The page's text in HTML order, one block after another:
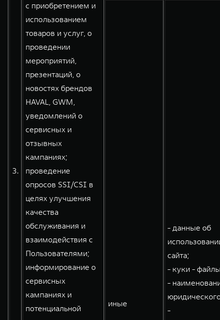
3.
с приобретением и
использованием
товаров и услуг, о
проведении
мероприятий,
презентаций, о
новостях брендов
HAVAL, GWM,
уведомлений о
сервисных и
отзывных
кампаниях;
проведение
опросов SSI/CSI в
целях улучшения
качества
обслуживания и
взаимодействия с
Пользователями;
информирование о
сервисных
кампаниях и
потенциальной
иные
- данные об
сайта;
- куки -
-
-